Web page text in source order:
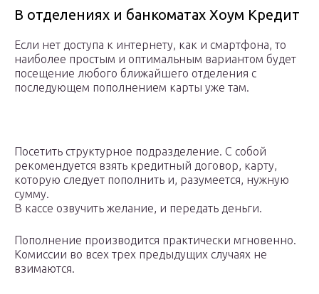
В отделениях и банкоматах Хоум Кредит
Если нет доступа к интернету, как и смартфона, то
наиболее простым и оптимальным вариантом будет
посещение любого ближайшего отделения с
последующем пополнением карты уже там.
Посетить структурное подразделение. С собой
рекомендуется взять кредитный договор, карту,
которую следует пополнить и, разумеется, нужную
сумму.
В кассе озвучить желание, и передать деньги.
Пополнение производится практически мгновенно.
Комиссии во всех трех предыдущих случаях не
взимаются.